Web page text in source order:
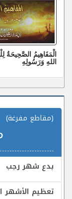
الْمَفَاهِيمُ الصَّحِيحَةُ
اللهِ وَرَسُولِهِ
(مقاطع مفرغة)
بدع شهر رجب
تعظيم الأشهر